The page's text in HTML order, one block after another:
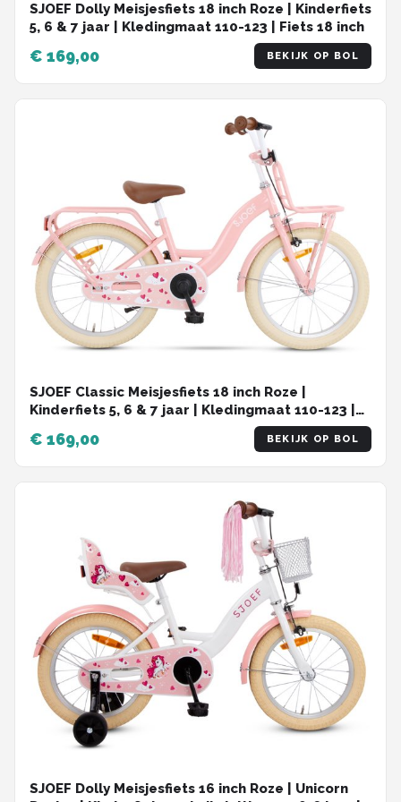
SJOEF Dolly Meisjesfiets 18 inch Roze | Kinderfiets
5, 6 & 7 jaar | Kledingmaat 110-123 | Fiets 18 inch
€ 169,00 BEKIJK OP BOL
SJOEF Classic Meisjesfiets 18 inch Roze |
Kinderfiets 5, 6 & 7 jaar | Kledingmaat 110-123 |
€ 169,00 BEKIJK OP BOL
SJOEF Dolly Meisjesfiets 16 inch Roze | Unicorn